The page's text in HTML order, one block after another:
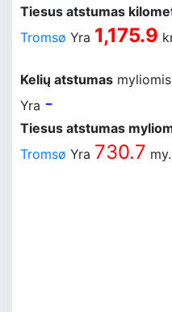
Tiesus atstumas
Tromsø Yra 1,175.9
Kelių atstumas
Yra -
Tiesus atstumas
Tromsø Yra 730.7 my.